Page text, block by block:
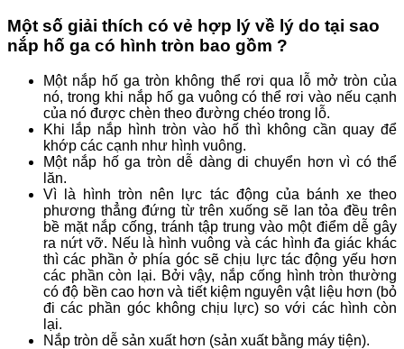
Một số giải thích có vẻ hợp lý về lý do tại sao
nắp hố ga có hình tròn bao gồm ?
Một nắp hố ga tròn không thể rơi qua lỗ mở tròn của
nó, trong khi nắp hố ga vuông có thể rơi vào nếu cạnh
của nó được chèn theo đường chéo trong lỗ.
Khi lắp nắp hình tròn vào hố thì không cần quay để
khớp các cạnh như hình vuông.
Một nắp hố ga tròn dễ dàng di chuyển hơn vì có thể
lăn.
Vì là hình tròn nên lực tác động của bánh xe theo
phương thẳng đứng từ trên xuống sẽ lan tỏa đều trên
bề mặt nắp cống, tránh tập trung vào một điểm dễ gây
ra nứt vỡ. Nếu là hình vuông và các hình đa giác khác
thì các phần ở phía góc sẽ chịu lực tác động yếu hơn
các phần còn lại. Bởi vậy, nắp cống hình tròn thường
có độ bền cao hơn và tiết kiệm nguyên vật liệu hơn (bỏ
đi các phần góc không chịu lực) so với các hình còn
lại.
Nắp tròn dễ sản xuất hơn (sản xuất bằng máy tiện).